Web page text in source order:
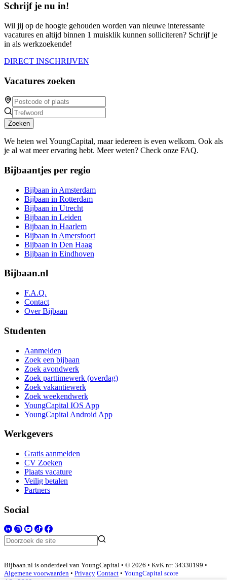
Schrijf je nu in!
Wil jij op de hoogte gehouden worden van nieuwe interessante
vacatures en altijd binnen 1 muisklik kunnen solliciteren? Schrijf je
in als werkzoekende!
DIRECT INSCHRIJVEN
Vacatures zoeken
Zoeken
We heten wel YoungCapital, maar iedereen is even welkom. Ook als
je al wat meer ervaring hebt. Meer weten? Check onze FAQ.
Bijbaantjes per regio
Bijbaan in Amsterdam
Bijbaan in Rotterdam
Bijbaan in Utrecht
Bijbaan in Leiden
Bijbaan in Haarlem
Bijbaan in Amersfoort
Bijbaan in Den Haag
Bijbaan in Eindhoven
Bijbaan.nl
F.A.Q.
Contact
Over Bijbaan
Studenten
Aanmelden
Zoek een bijbaan
Zoek avondwerk
Zoek parttimewerk (overdag)
Zoek vakantiewerk
Zoek weekendwerk
YoungCapital IOS App
YoungCapital Android App
Werkgevers
Gratis aanmelden
CV Zoeken
Plaats vacature
Veilig betalen
Partners
Social
Bijbaan.nl is onderdeel van YoungCapital • © 2026 • KvK nr: 34330199 •
Algemene voorwaarden • Privacy Contact • YoungCapital score